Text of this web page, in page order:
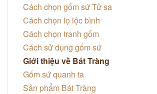
Cách chọn gốm sứ Tử sa
Cách chọn lọ lộc bình
Cách chọn tranh gốm
Cách sử dụng gốm sứ
Giới thiệu về Bát Tràng
Gốm sứ quanh ta
Sản phẩm Bát Tràng